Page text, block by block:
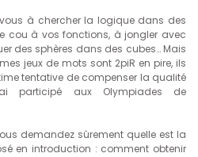
à chercher la logique dans des
cou à vos fonctions, à jongler avec
des sphères dans des cubes… Mais
jeux de mots sont 2piR en pire, ils
tentative de compenser la qualité
participé aux Olympiades de
demandez sûrement quelle est la
en introduction : comment obtenir